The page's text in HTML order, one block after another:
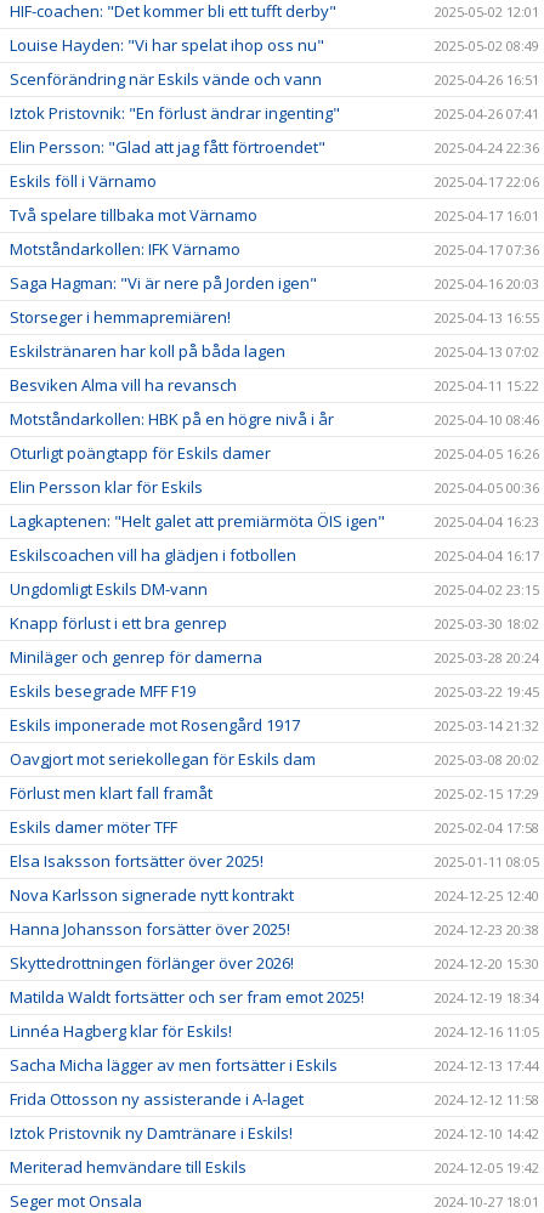
HIF-coachen: "Det kommer bli ett tufft derby" 2025-05-02 12:01
Louise Hayden: "Vi har spelat ihop oss nu" 2025-05-02 08:49
Scenförändring när Eskils vände och vann 2025-04-26 16:51
Iztok Pristovnik: "En förlust ändrar ingenting" 2025-04-26 07:41
Elin Persson: "Glad att jag fått förtroendet" 2025-04-24 22:36
Eskils föll i Värnamo 2025-04-17 22:06
Två spelare tillbaka mot Värnamo 2025-04-17 16:01
Motståndarkollen: IFK Värnamo 2025-04-17 07:36
Saga Hagman: "Vi är nere på Jorden igen" 2025-04-16 20:03
Storseger i hemmapremiären! 2025-04-13 16:55
Eskilstränaren har koll på båda lagen 2025-04-13 07:02
Besviken Alma vill ha revansch 2025-04-11 15:22
Motståndarkollen: HBK på en högre nivå i år 2025-04-10 08:46
Oturligt poängtapp för Eskils damer 2025-04-05 16:26
Elin Persson klar för Eskils 2025-04-05 00:36
Lagkaptenen: "Helt galet att premiärmöta ÖIS igen" 2025-04-04 16:23
Eskilscoachen vill ha glädjen i fotbollen 2025-04-04 16:17
Ungdomligt Eskils DM-vann 2025-04-02 23:15
Knapp förlust i ett bra genrep 2025-03-30 18:02
Miniläger och genrep för damerna 2025-03-28 20:24
Eskils besegrade MFF F19 2025-03-22 19:45
Eskils imponerade mot Rosengård 1917 2025-03-14 21:32
Oavgjort mot seriekollegan för Eskils dam 2025-03-08 20:02
Förlust men klart fall framåt 2025-02-15 17:29
Eskils damer möter TFF 2025-02-04 17:58
Elsa Isaksson fortsätter över 2025! 2025-01-11 08:05
Nova Karlsson signerade nytt kontrakt 2024-12-25 12:40
Hanna Johansson forsätter över 2025! 2024-12-23 20:38
Skyttedrottningen förlänger över 2026! 2024-12-20 15:30
Matilda Waldt fortsätter och ser fram emot 2025! 2024-12-19 18:34
Linnéa Hagberg klar för Eskils! 2024-12-16 11:05
Sacha Micha lägger av men fortsätter i Eskils 2024-12-13 17:44
Frida Ottosson ny assisterande i A-laget 2024-12-12 11:58
Iztok Pristovnik ny Damtränare i Eskils! 2024-12-10 14:42
Meriterad hemvändare till Eskils 2024-12-05 19:42
Seger mot Onsala 2024-10-27 18:01